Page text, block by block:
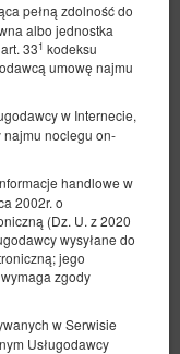
pełną zdolność do
albo jednostka
331 kodeksu
umowę najmu
w Internecie,
noclegu on-
handlowe w
2002r. o
(Dz. U. z 2020
wysyłane do
jego
zgody
w Serwisie
Usługodawcy
WC )